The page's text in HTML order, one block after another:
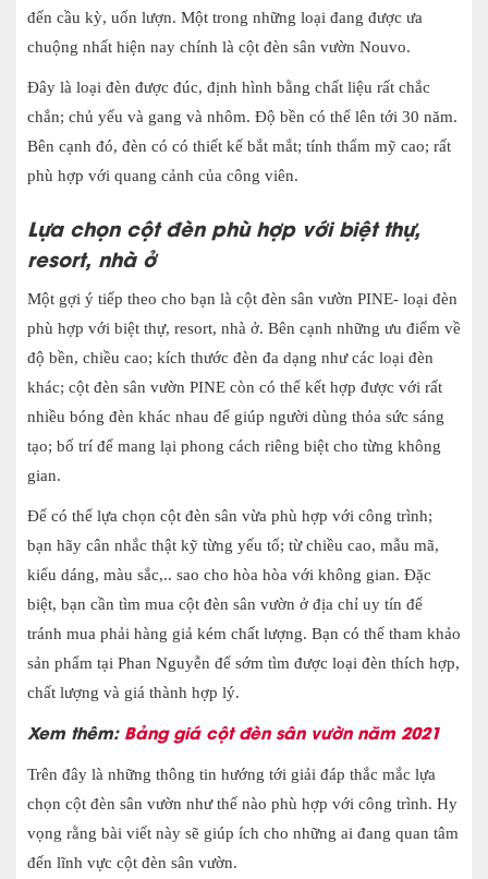
đến cầu kỳ, uốn lượn. Một trong những loại đang được ưa
chuộng nhất hiện nay chính là cột đèn sân vườn Nouvo.
Đây là loại đèn được đúc, định hình bằng chất liệu rất chắc
chắn; chủ yếu và gang và nhôm. Độ bền có thể lên tới 30 năm.
Bên cạnh đó, đèn có có thiết kế bắt mắt; tính thẩm mỹ cao; rất
phù hợp với quang cảnh của công viên.
Lựa chọn cột đèn phù hợp với biệt thự,
resort, nhà ở
Một gợi ý tiếp theo cho bạn là cột đèn sân vườn PINE- loại đèn
phù hợp với biệt thự, resort, nhà ở. Bên cạnh những ưu điểm về
độ bền, chiều cao; kích thước đèn đa dạng như các loại đèn
khác; cột đèn sân vườn PINE còn có thể kết hợp được với rất
nhiều bóng đèn khác nhau để giúp người dùng thỏa sức sáng
tạo; bố trí để mang lại phong cách riêng biệt cho từng không
gian.
Để có thể lựa chọn cột đèn sân vừa phù hợp với công trình;
bạn hãy cân nhắc thật kỹ từng yếu tố; từ chiều cao, mẫu mã,
kiểu dáng, màu sắc,.. sao cho hòa hòa với không gian. Đặc
biệt, bạn cần tìm mua cột đèn sân vườn ở địa chỉ uy tín để
tránh mua phải hàng giả kém chất lượng. Bạn có thể tham khảo
sản phẩm tại Phan Nguyễn để sớm tìm được loại đèn thích hợp,
chất lượng và giá thành hợp lý.
Xem thêm: Bảng giá cột đèn sân vườn năm 2021
Trên đây là những thông tin hướng tới giải đáp thắc mắc lựa
chọn cột đèn sân vườn như thế nào phù hợp với công trình. Hy
vọng rằng bài viết này sẽ giúp ích cho những ai đang quan tâm
đến lĩnh vực cột đèn sân vườn.